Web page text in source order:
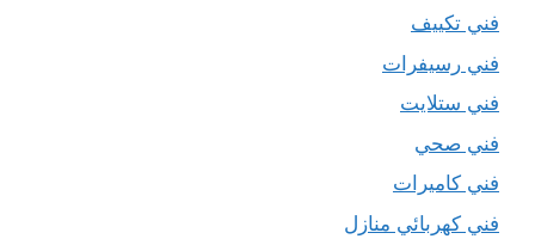
فني تكييف
فني رسيفرات
فني ستلايت
فني صحي
فني كاميرات
فني كهربائي منازل